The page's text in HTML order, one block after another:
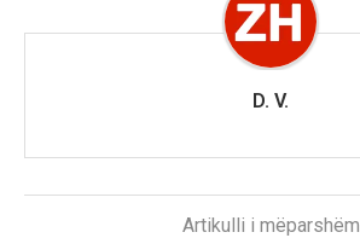
D. V.
Artikulli i mëparshëm